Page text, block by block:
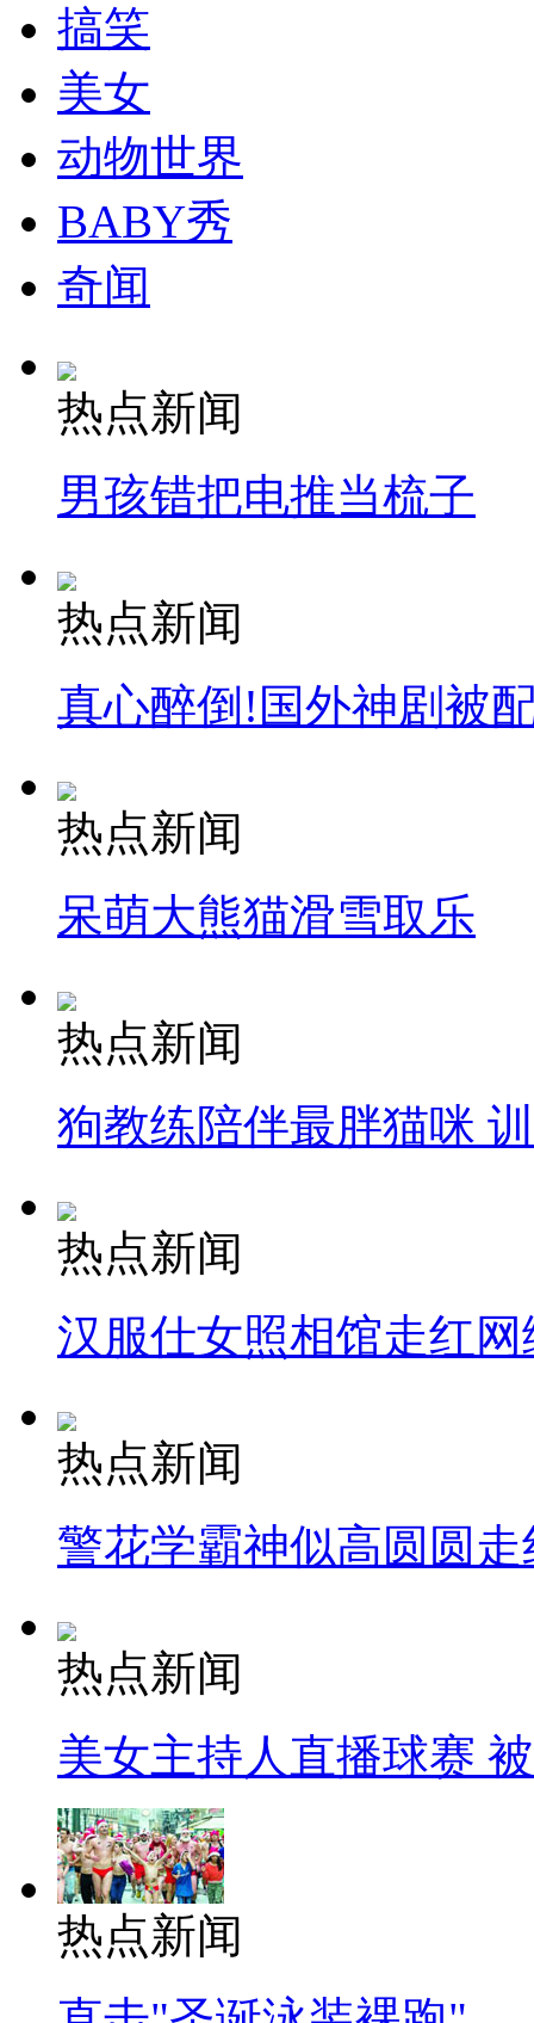
女孩北京地铁殴打老人 痛下狠手拳打脚踢
无痛分娩是否安全 医生回应
外交部：反对强权政治霸凌主义
外交部：有关国家言论片面不公正
安徽一实载49人客车翻车
消防员救轻生者 花炮节热闹非凡
司机酒驾遇交警 急速倒车逃窜
搞笑
美女
动物世界
BABY秀
奇闻
热点新闻
男孩错把电推当梳子
热点新闻
真心醉倒!国外神剧被
热点新闻
呆萌大熊猫滑雪取乐
热点新闻
狗教练陪伴最胖猫咪
热点新闻
汉服仕女照相馆走红网
热点新闻
警花学霸神似高圆圆走
热点新闻
美女主持人直播球赛
热点新闻